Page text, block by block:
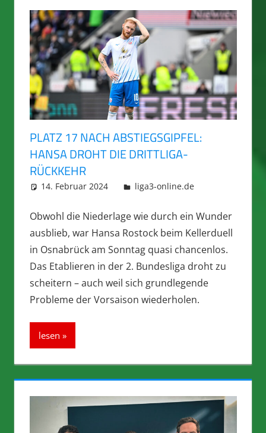
PLATZ 17 NACH ABSTIEGSGIPFEL:
HANSA DROHT DIE DRITTLIGA-
RÜCKKEHR
14. Februar 2024 integromat
liga3-online.de
Obwohl die Niederlage wie durch ein Wunder
ausblieb, war Hansa Rostock beim Kellerduell
in Osnabrück am Sonntag quasi chancenlos.
Das Etablieren in der 2. Bundesliga droht zu
scheitern – auch weil sich grundlegende
Probleme der Vorsaison wiederholen.
lesen